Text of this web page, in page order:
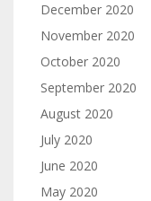
December 2020
November 2020
October 2020
September 2020
August 2020
July 2020
June 2020
May 2020